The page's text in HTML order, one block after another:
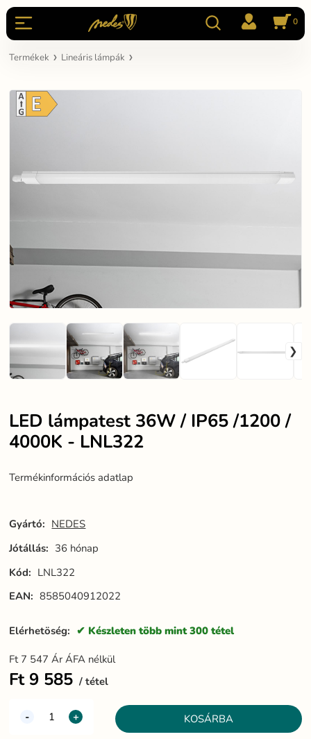
0
Termékek Lineáris lámpák
LED lámpatest 36W / IP65 /1200 /
4000K - LNL322
Termékinformációs adatlap
Gyártó: NEDES
Jótállás: 36 hónap
Kód: LNL322
EAN: 8585040912022
Elérhetöség: Készleten több mint 300 tétel
Ft 7 547 Ár ÁFA nélkül
Ft 9 585 tétel